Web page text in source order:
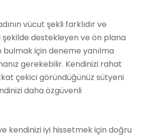
vücut şekli farklıdır ve
şekilde destekleyen ve ön plana
bulmak için deneme yanılma
gerekebilir. Kendinizi rahat
çekici göründüğünüz sütyeni
daha özgüvenli
kendinizi iyi hissetmek için doğru